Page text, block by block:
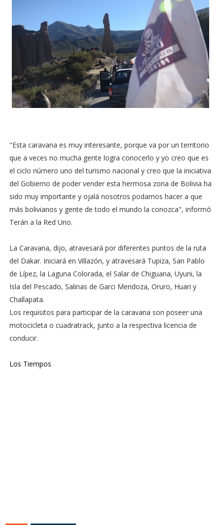
"Esta caravana es muy interesante, porque va por un territorio
que a veces no mucha gente logra conocerlo y yo creo que es
el ciclo número uno del turismo nacional y creo que la iniciativa
del Gobierno de poder vender esta hermosa zona de Bolivia ha
sido muy importante y ojalá nosotros podamos hacer a que
más bolivianos y gente de todo el mundo la conozca", informó
Terán a la Red Uno.
La Caravana, dijo, atravesará por diferentes puntos de la ruta
del Dakar. Iniciará en Villazón, y atravesará Tupiza, San Pablo
de Lípez, la Laguna Colorada, el Salar de Chiguana, Uyuni, la
Isla del Pescado, Salinas de Garci Mendoza, Oruro, Huari y
Challapata.
Los requisitos para participar de la caravana son poseer una
motocicleta o cuadratrack, junto a la respectiva licencia de
conducir.
Los Tiempos